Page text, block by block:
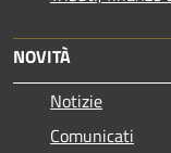
NOVITÀ
Notizie
Comunicati